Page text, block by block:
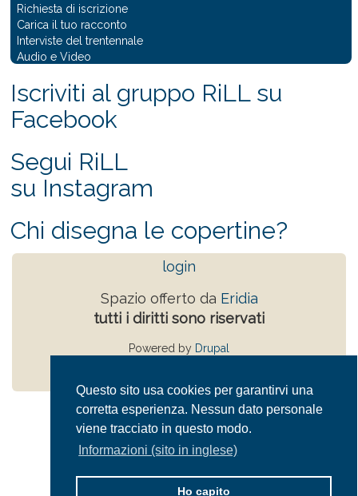
Questo sito usa cookies per garantirvi una
corretta esperienza. Nessun dato personale
viene tracciato in questo modo.
Informazioni (sito in inglese)
Ho capito
Richiesta di iscrizione
Carica il tuo racconto
Interviste del trentennale
Audio e Video
Iscriviti al gruppo RiLL su
Facebook
Segui RiLL
su Instagram
Chi disegna le copertine?
login
Spazio offerto da Eridia
tutti i diritti sono riservati
Powered by Drupal